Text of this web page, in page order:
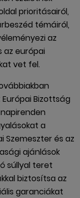
prioritásairól,
témáiról,
az
az európai
vet fel.
Bizottság
a
Szemeszter és az
ajánlások
súllyal teret
biztosítsa az
garanciákat